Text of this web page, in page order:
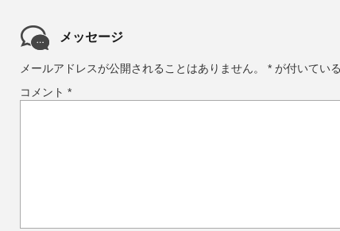
メッセージ
メールアドレスが公開されることはありません。 * が付いてい
コメント *